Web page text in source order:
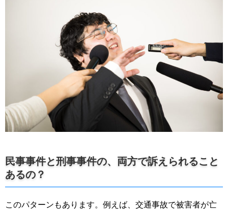
民事事件と刑事事件の、両方で訴えられること
あるの？
このパターンもあります。例えば、交通事故で被害者が亡